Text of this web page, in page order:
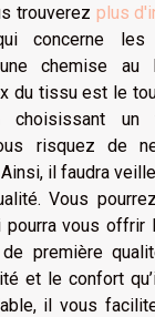
trouverez plus
concerne les
chemise au
du tissu est le
choisissant
risquez de
il faudra
Vous
pourra vous offrir
première
et le confort
il vous